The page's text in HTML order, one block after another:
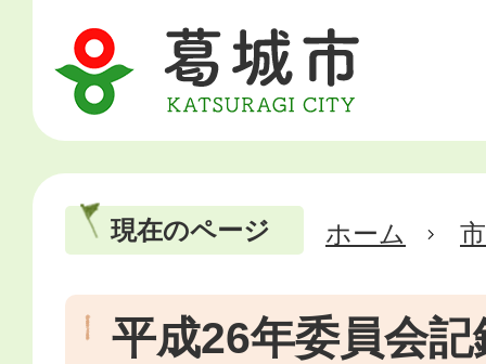
現在のページ ホーム
平成26年委員会記